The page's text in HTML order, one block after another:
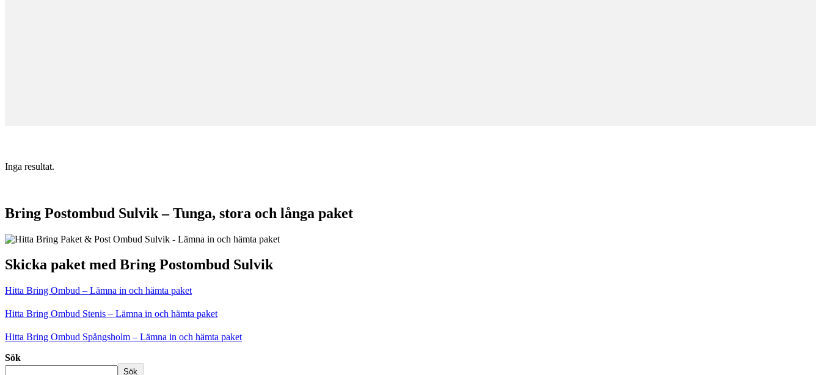
Inga resultat.
Bring Postombud Sulvik – Tunga, stora och långa paket
Skicka paket med Bring Postombud Sulvik
Hitta Bring Ombud – Lämna in och hämta paket
Hitta Bring Ombud Stenis – Lämna in och hämta paket
Hitta Bring Ombud Spångsholm – Lämna in och hämta paket
Sök
Sök